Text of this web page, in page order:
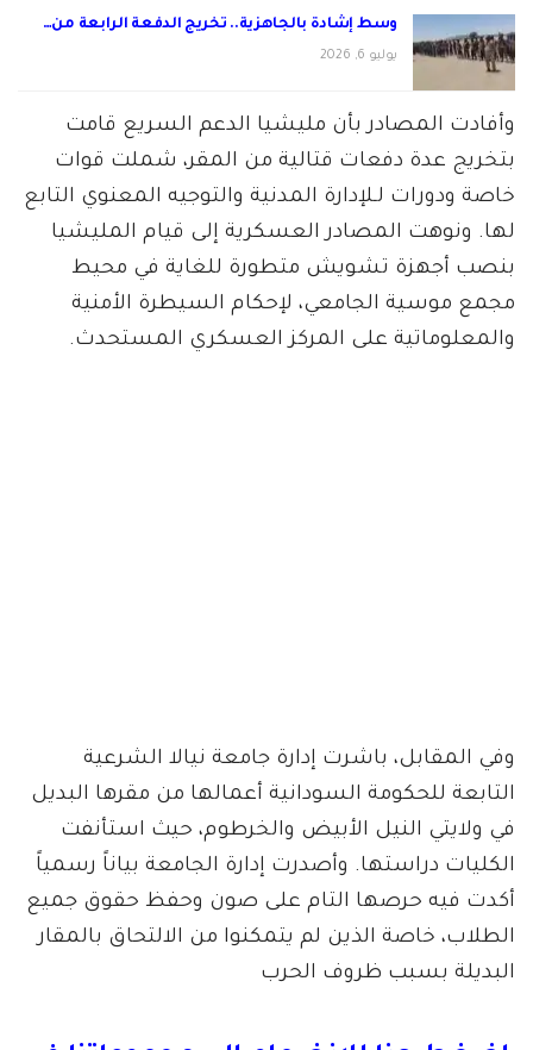
وسط إشادة بالجاهزية.. تخريج الدفعة الرابعة من…
يوليو 6, 2026
وأفادت المصادر بأن مليشيا الدعم السريع قامت
بتخريج عدة دفعات قتالية من المقر، شملت قوات
خاصة ودورات لـلإدارة المدنية والتوجيه المعنوي التابع
لها. ونوهت المصادر العسكرية إلى قيام المليشيا
بنصب أجهزة تشويش متطورة للغاية في محيط
مجمع موسية الجامعي، لإحكام السيطرة الأمنية
والمعلوماتية على المركز العسكري المستحدث.
وفي المقابل، باشرت إدارة جامعة نيالا الشرعية
التابعة للحكومة السودانية أعمالها من مقرها البديل
في ولايتي النيل الأبيض والخرطوم، حيث استأنفت
الكليات دراستها. وأصدرت إدارة الجامعة بياناً رسمياً
أكدت فيه حرصها التام على صون وحفظ حقوق جميع
الطلاب، خاصة الذين لم يتمكنوا من الالتحاق بالمقار
البديلة بسبب ظروف الحرب